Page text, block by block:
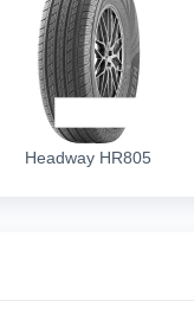
Headway HR805